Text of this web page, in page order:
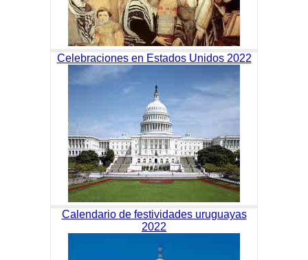
Celebraciones en Estados Unidos 2022
Calendario de festividades uruguayas
2022